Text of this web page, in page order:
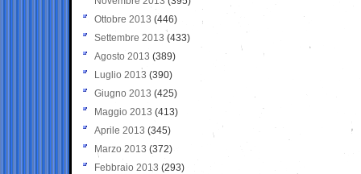
Ottobre 2013 (446)
Settembre 2013 (433)
Agosto 2013 (389)
Luglio 2013 (390)
Giugno 2013 (425)
Maggio 2013 (413)
Aprile 2013 (345)
Marzo 2013 (372)
Febbraio 2013 (293)